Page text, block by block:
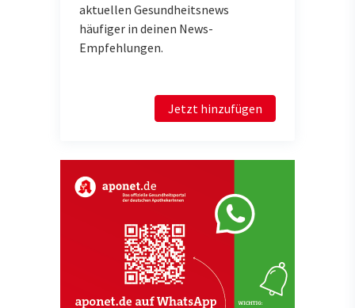
aktuellen Gesundheitsnews
häufiger in deinen News-
Empfehlungen.
Jetzt hinzufügen